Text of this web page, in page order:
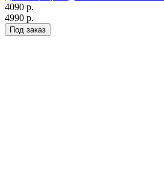
4090 р.
4990 р.
Под заказ